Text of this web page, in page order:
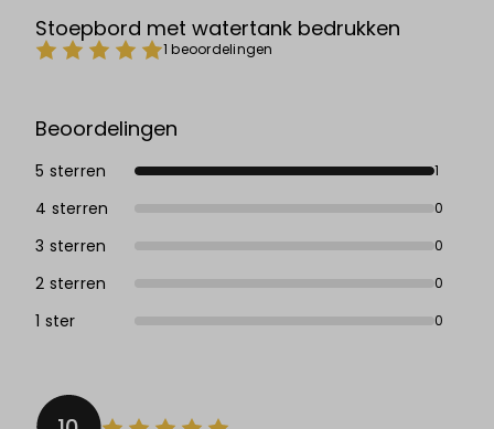
Stoepbord met watertank bedrukken
1 beoordelingen
Beoordelingen
5 sterren 1
4 sterren 0
3 sterren 0
2 sterren 0
1 ster 0